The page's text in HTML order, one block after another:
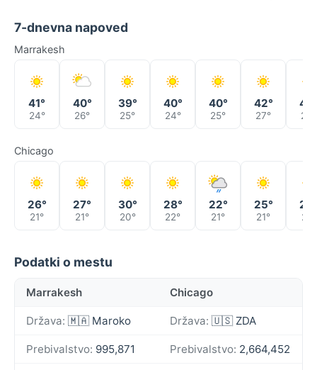
7-dnevna napoved
Marrakesh
41°
24°
40°
26°
39°
25°
40°
24°
40°
25°
42°
27° 27°
Chicago
26°
21°
27°
21°
30°
20°
28°
22°
22°
21°
25°
21° 21°
Podatki o mestu
Marrakesh Chicago
Država: 🇲🇦 Maroko Država: 🇺🇸 ZDA
Prebivalstvo: 995,871 Prebivalstvo: 2,664,452